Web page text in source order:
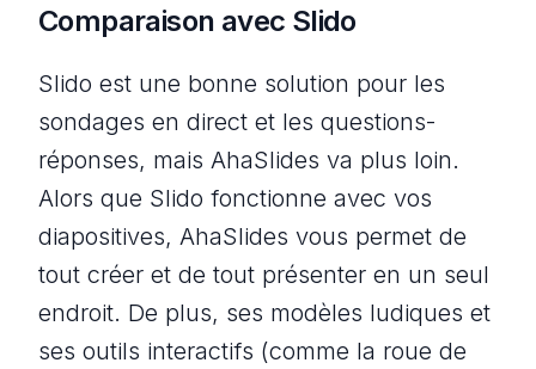
Comparaison avec Slido
Slido est une bonne solution pour les
sondages en direct et les questions-
réponses, mais AhaSlides va plus loin.
Alors que Slido fonctionne avec vos
diapositives, AhaSlides vous permet de
tout créer et de tout présenter en un seul
endroit. De plus, ses modèles ludiques et
ses outils interactifs (comme la roue de